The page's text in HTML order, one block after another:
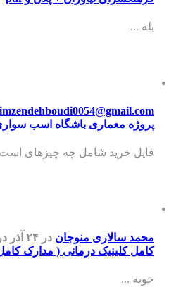
بله ...
پروژه معماری باشگاه اسب
فایل خرید شامل چه چیزهای
محمد سالاری منوجان در ۲۴ آذر
کامل کلینیک درمانی ( مدارک
خوبه ...